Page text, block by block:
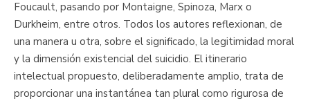
Foucault, pasando por Montaigne, Spinoza, Marx o
Durkheim, entre otros. Todos los autores reflexionan, de
una manera u otra, sobre el significado, la legitimidad moral
y la dimensión existencial del suicidio. El itinerario
intelectual propuesto, deliberadamente amplio, trata de
proporcionar una instantánea tan plural como rigurosa de